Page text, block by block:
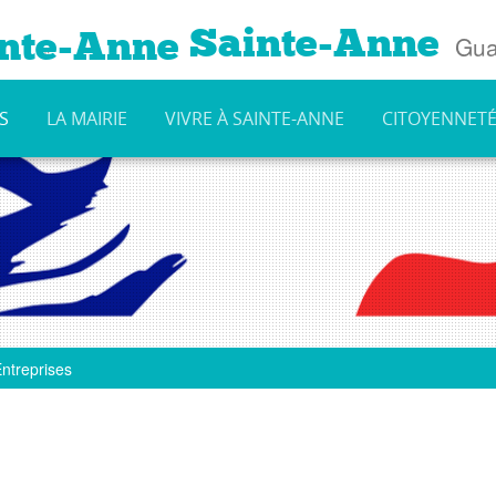
Sainte-Anne
LA MAIRIE VIVRE À SAINTE-ANNE CITOYENNETÉ